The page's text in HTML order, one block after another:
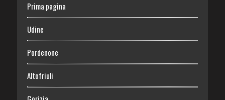
Prima pagina
Udine
Pordenone
Altofriuli